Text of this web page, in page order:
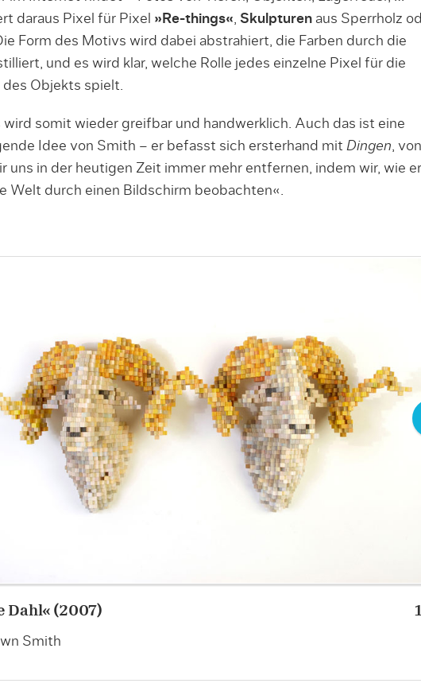
daraus Pixel für Pixel »Re-things« Skulpturenaus Sperrholz
Form des Motivs wird dabei abstrahiert, die Farben durch die
und es wird klar, welche Rolle jedes einzelne Pixel für die
des Objekts spielt.
wird somit wieder greifbar und handwerklich. Auch das ist eine
Idee von Smith – er befasst sich ersterhand mit Dingen , von
uns in der heutigen Zeit immer mehr entfernen, indem wir, wie er
Welt durch einen Bildschirm beobachten«.
Dahl« (2007)
Smith